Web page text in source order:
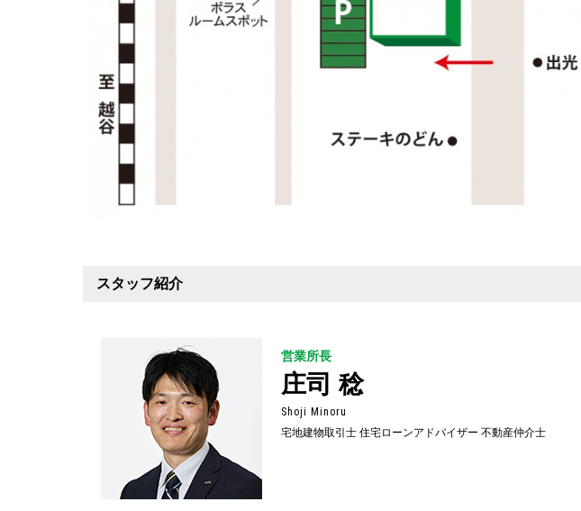
スタッフ紹介
営業所長
庄司 稔
Shoji Minoru
宅地建物取引士 住宅ローンアドバイザー 不動産仲介士